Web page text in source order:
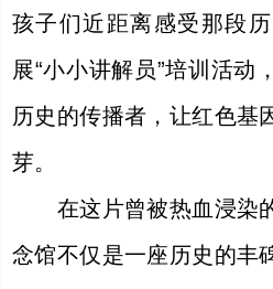
孩子们近距离感受那段
展“小小讲解员”培训活动
历史的传播者，让红色基
芽。
在这片曾被热血浸染
念馆不仅是一座历史的丰